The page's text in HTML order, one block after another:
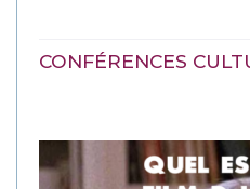
CONFÉRENCES